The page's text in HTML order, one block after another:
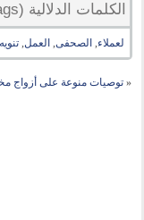
الكلمات الدلالية (Tags)
لعملاء, الصحفى, العمل,تنويه
« توصيات منوعة على أزواج